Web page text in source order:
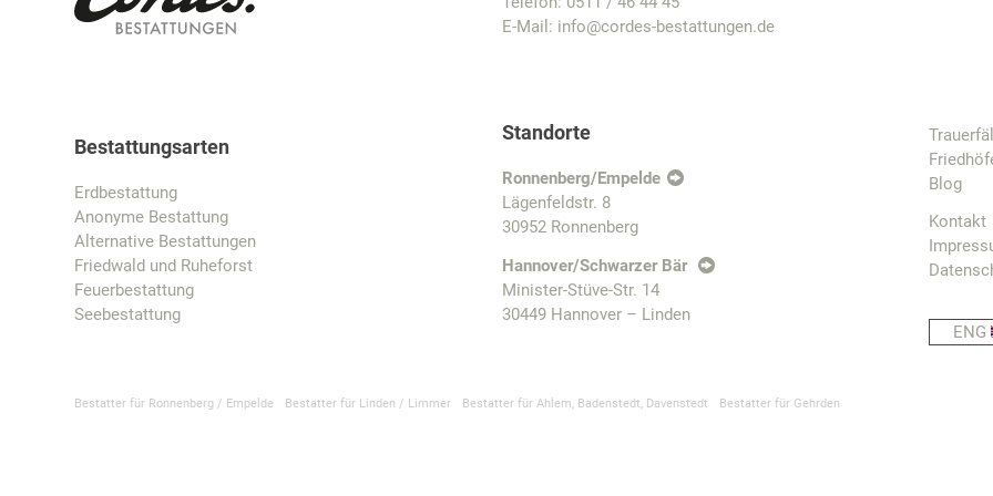
E-Mail: info@cordes-bestattungen.de
Bestattungsarten
Erdbestattung
Anonyme Bestattung
Alternative Bestattungen
Friedwald und Ruheforst
Feuerbestattung
Seebestattung
Standorte
Ronnenberg/Empelde
Lägenfeldstr. 8
30952 Ronnenberg
Hannover/Schwarzer Bär
Minister-Stüve-Str. 14
30449 Hannover – Linden
Blog
Kontakt
ENG
Bestatter für Ronnenberg / Empelde Bestatter für Linden / Limmer Bestatter für Ahlem, Badenstedt, Davenstedt Bestatter für Gehrden